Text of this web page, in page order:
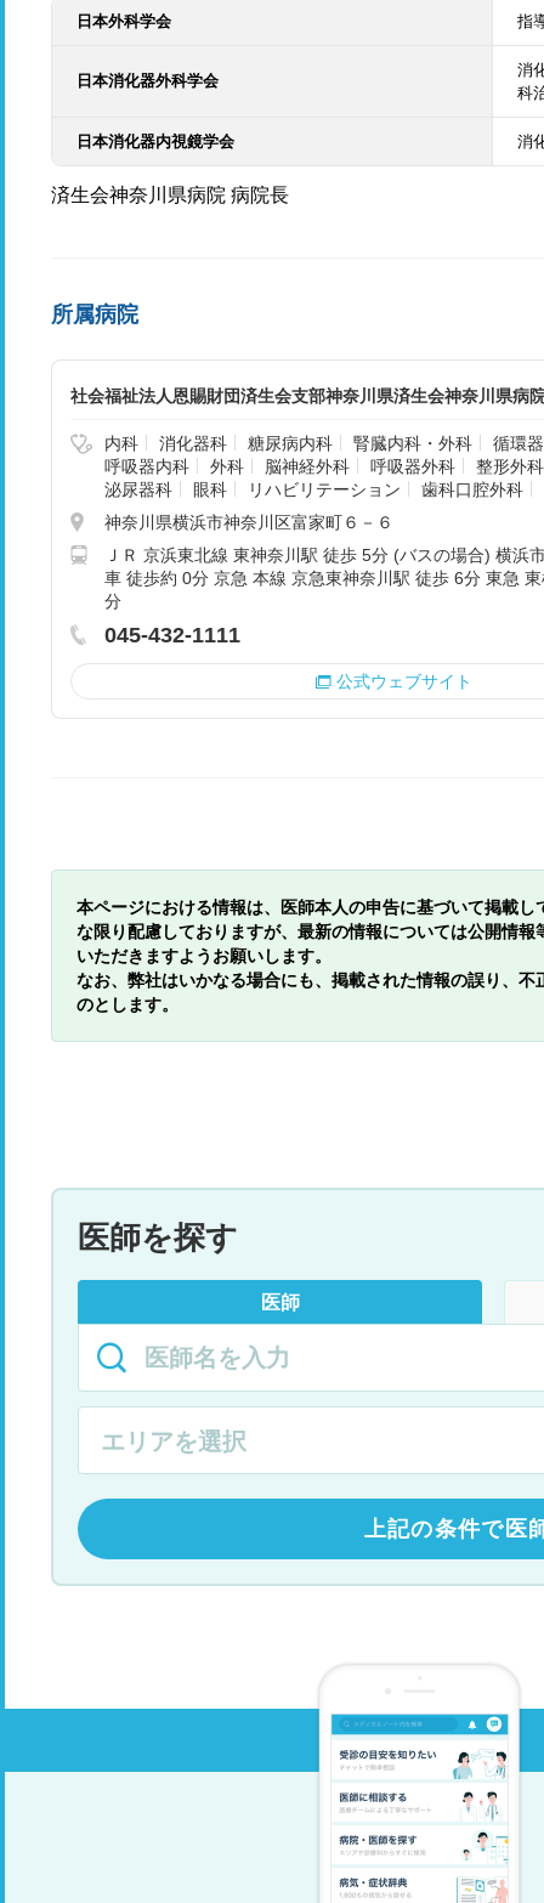
日本外科学会 指
日本消化器外科学会
消
科
日本消化器内視鏡学会 消
済生会神奈川県病院 病院長
所属病院
社会福祉法人恩賜財団済生会支部神奈川県済生会神奈川県病
内科 消化器科 糖尿病内科 腎臓内科・外科
循環
呼吸器内科
外科 脳神経外科 呼吸器外科
整形外科
泌尿器科
眼科 リハビリテーション
歯科口腔外科
神奈川県横浜市神奈川区富家町６－６
ＪＲ 京浜東北線 東神奈川駅 徒歩 5分 (バスの場合) 横浜
車 徒歩約 0分 京急 本線 京急東神奈川駅 徒歩 6分 東急
分
045-432-1111
公式ウェブサイト
本ページにおける情報は、医師本人の申告に基づいて掲載
な限り配慮しておりますが、最新の情報については公開情
いただきますようお願いします。
なお、弊社はいかなる場合にも、掲載された情報の誤り、
のとします。
医師を探す
医師
上記の条件で医